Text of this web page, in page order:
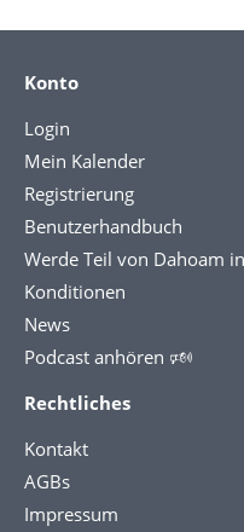
Konto
Login
Mein Kalender
Registrierung
Benutzerhandbuch
Werde Teil von Dahoam
Konditionen
News
Podcast anhören 🕬
Rechtliches
Kontakt
AGBs
Impressum